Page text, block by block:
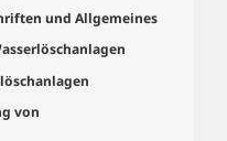
und Allgemeines
von